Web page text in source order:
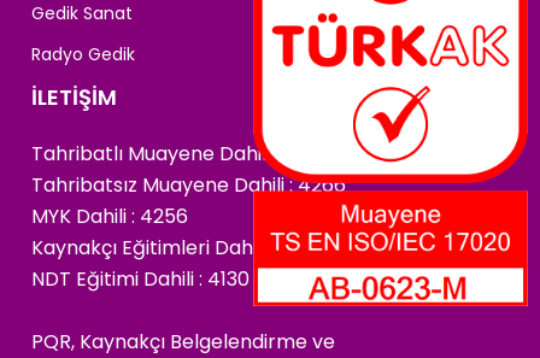
Gedik Sanat
Radyo Gedik
İLETİŞİM
Tahribatlı Muayene Dahili : 4222
Tahribatsız Muayene Dahili : 4266
MYK Dahili : 4256
Kaynakçı Eğitimleri Dahili : 4174
NDT Eğitimi Dahili : 4130
PQR, Kaynakçı Belgelendirme ve